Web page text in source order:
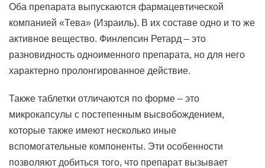
Оба препарата выпускаются фармацевтической
компанией «Тева» (Израиль). В их составе одно и то же
активное вещество. Финлепсин Ретард – это
разновидность одноименного препарата, но для него
характерно пролонгированное действие.
Также таблетки отличаются по форме – это
микрокапсулы с постепенным высвобождением,
которые также имеют несколько иные
вспомогательные компоненты. Эти особенности
позволяют добиться того, что препарат вызывает